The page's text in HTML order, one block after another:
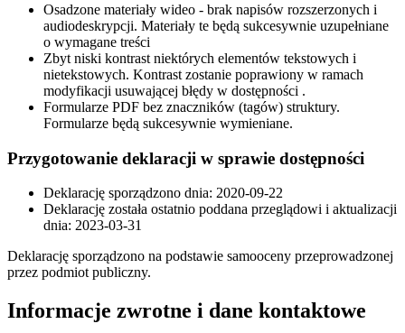
Osadzone materiały wideo - brak napisów rozszerzonych i
audiodeskrypcji. Materiały te będą sukcesywnie uzupełniane
o wymagane treści
Zbyt niski kontrast niektórych elementów tekstowych i
nietekstowych. Kontrast zostanie poprawiony w ramach
modyfikacji usuwającej błędy w dostępności .
Formularze PDF bez znaczników (tagów) struktury.
Formularze będą sukcesywnie wymieniane.
Przygotowanie deklaracji w sprawie dostępności
Deklarację sporządzono dnia: 2020-09-22
Deklarację została ostatnio poddana przeglądowi i aktualizacji
dnia: 2023-03-31
Deklarację sporządzono na podstawie samooceny przeprowadzonej
przez podmiot publiczny.
Informacje zwrotne i dane kontaktowe